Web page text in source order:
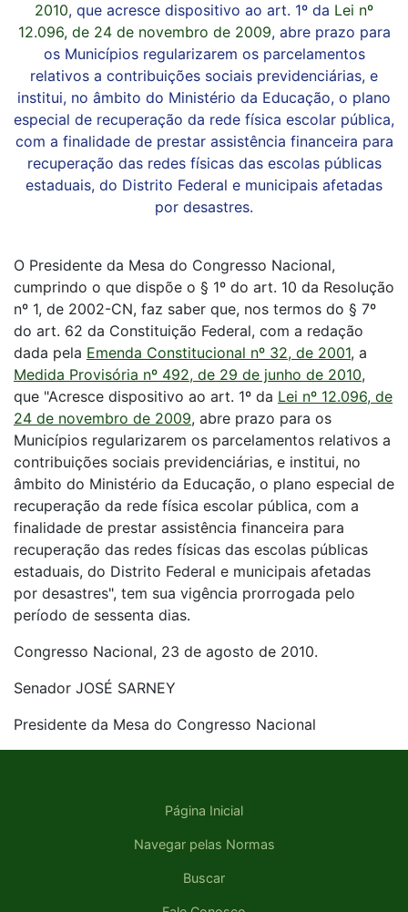
2010, que acresce dispositivo ao art. 1º da Lei nº
12.096, de 24 de novembro de 2009, abre prazo para
os Municípios regularizarem os parcelamentos
relativos a contribuições sociais previdenciárias, e
institui, no âmbito do Ministério da Educação, o plano
especial de recuperação da rede física escolar pública,
com a finalidade de prestar assistência financeira para
recuperação das redes físicas das escolas públicas
estaduais, do Distrito Federal e municipais afetadas
por desastres.
O Presidente da Mesa do Congresso Nacional,
cumprindo o que dispõe o § 1º do art. 10 da Resolução
nº 1, de 2002-CN, faz saber que, nos termos do § 7º
do art. 62 da Constituição Federal, com a redação
dada pela Emenda Constitucional nº 32, de 2001, a
Medida Provisória nº 492, de 29 de junho de 2010,
que "Acresce dispositivo ao art. 1º da Lei nº 12.096, de
24 de novembro de 2009, abre prazo para os
Municípios regularizarem os parcelamentos relativos a
contribuições sociais previdenciárias, e institui, no
âmbito do Ministério da Educação, o plano especial de
recuperação da rede física escolar pública, com a
finalidade de prestar assistência financeira para
recuperação das redes físicas das escolas públicas
estaduais, do Distrito Federal e municipais afetadas
por desastres", tem sua vigência prorrogada pelo
período de sessenta dias.
Congresso Nacional, 23 de agosto de 2010.
Senador JOSÉ SARNEY
Presidente da Mesa do Congresso Nacional
Página Inicial
Navegar pelas Normas
Buscar